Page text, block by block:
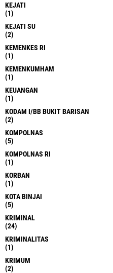
KEJATI
(1)
KEJATI SU
(2)
KEMENKES RI
(1)
KEMENKUMHAM
(1)
KEUANGAN
(1)
KODAM I/BB BUKIT BARISAN
(2)
KOMPOLNAS
(5)
KOMPOLNAS RI
(1)
KORBAN
(1)
KOTA BINJAI
(5)
KRIMINAL
(24)
KRIMINALITAS
(1)
KRIMUM
(2)